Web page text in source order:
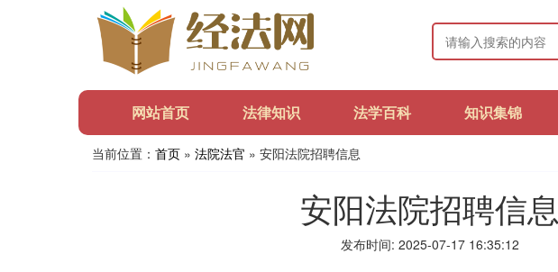
网站首页 法律知识 法学百科 知识集锦
当前位置： 首页 » 法院法官 » 安阳法院招聘信息
安阳法院招聘信息
发布时间: 2025-07-17 16:35:12